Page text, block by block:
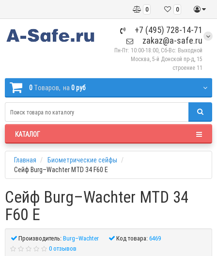
0
0
+7 (495) 728-14-71
zakaz@a-safe.ru
Пн-Пт: 10:00-18:00, Сб-Вс: Выходной
Москва, 5-й Донской пр-д, 15
строение 11
0 Tоваров, на 0 руб
КАТАЛОГ
Главная
Биометрические сейфы
Сейф Burg–Wachter MTD 34 F60 E
Сейф Burg–Wachter MTD 34
F60 E
Производитель:Burg–Wachter Код товара:6469
0 отзывов